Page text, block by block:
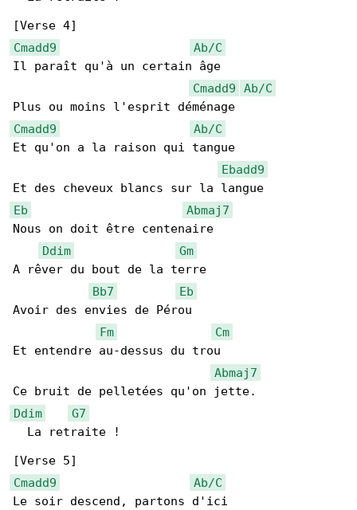
Cmadd9
Ab/C
Il paraît qu'à un certain âge
Cmadd9
Ab/C
Cmadd9
Ab/C
Et qu'on a la raison qui tangue
Ebadd9
Eb
Abmaj7
Nous on doit être centenaire
Ddim
Gm
A rêver du bout de la terre
Bb7
Eb
Avoir des envies de Pérou
Fm
Cm
Et entendre au-dessus du trou
Abmaj7
Ddim
G7
  La retraite !
Cmadd9
Ab/C
Le soir descend, partons d'ici